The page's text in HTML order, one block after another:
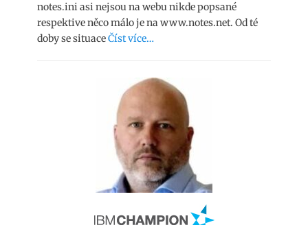
notes.ini asi nejsou na webu nikde popsané
respektive něco málo je na www.notes.net. Od té
doby se situaceČíst více…